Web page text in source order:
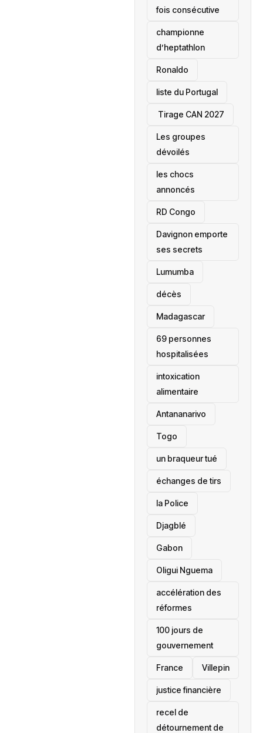
fois consécutive
championne
d’heptathlon
Ronaldo
liste du Portugal
‎ Tirage CAN 2027
Les groupes
dévoilés
les chocs
annoncés
‎RD Congo
Davignon emporte
ses secrets
Lumumba
décès
‎Madagascar
69 personnes
hospitalisées
intoxication
alimentaire
Antananarivo
‎Togo
un braqueur tué
échanges de tirs
la Police
Djagblé
Gabon
Oligui Nguema
accélération des
réformes
100 jours de
gouvernement
France Villepin
justice financière
recel de
détournement de